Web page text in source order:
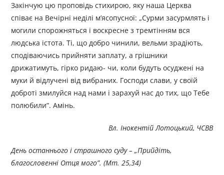
Закінчую цю проповідь стихирою, яку наша Церква
співає на Вечірні неділі м’ясопусної: „Сурми засурмлять і
могили спорожняться і воскресне з тремтінням вся
людська істота. Ті, що добро чинили, вельми зрадіють,
сподіваючись прийняти заплату, а грішники
дрижатимуть, гірко ридаю- чи, коли будуть осуджені на
муки й відлучені від вибраних. Господи слави, у своїй
доброті змилуйся над нами і зарахуй нас до тих, що Тебе
полюбили”. Амінь.
Вл. Інокентій Лотоцький, ЧСВВ
День останнього і страшного суду –„Прийдіть,
благословенні Отця мого”. (Мт. 25,34)